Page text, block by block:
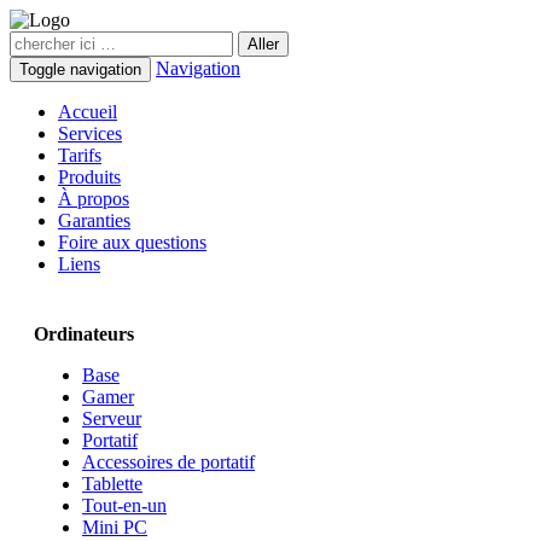
Toggle navigation Navigation
Accueil
Services
Tarifs
Produits
À propos
Garanties
Foire aux questions
Liens
Ordinateurs
Base
Gamer
Serveur
Portatif
Accessoires de portatif
Tablette
Tout-en-un
Mini PC